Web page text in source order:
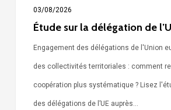
03/08/2026
Étude sur la délégation de
Engagement des délégations de l'Union
des collectivités territoriales : comment
coopération plus systématique ? Lisez
des délégations de l’UE auprès…